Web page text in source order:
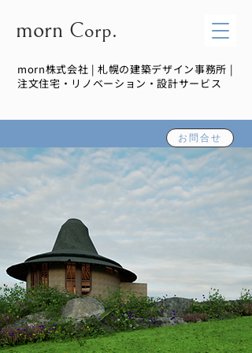
morn Corp.
morn株式会社 | 札幌の建築デザイン事務所 |
注文住宅・リノベーション・設計サービス
お問合せ